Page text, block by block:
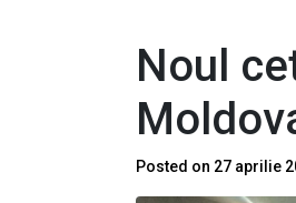
Noul
Posted on 27 aprilie